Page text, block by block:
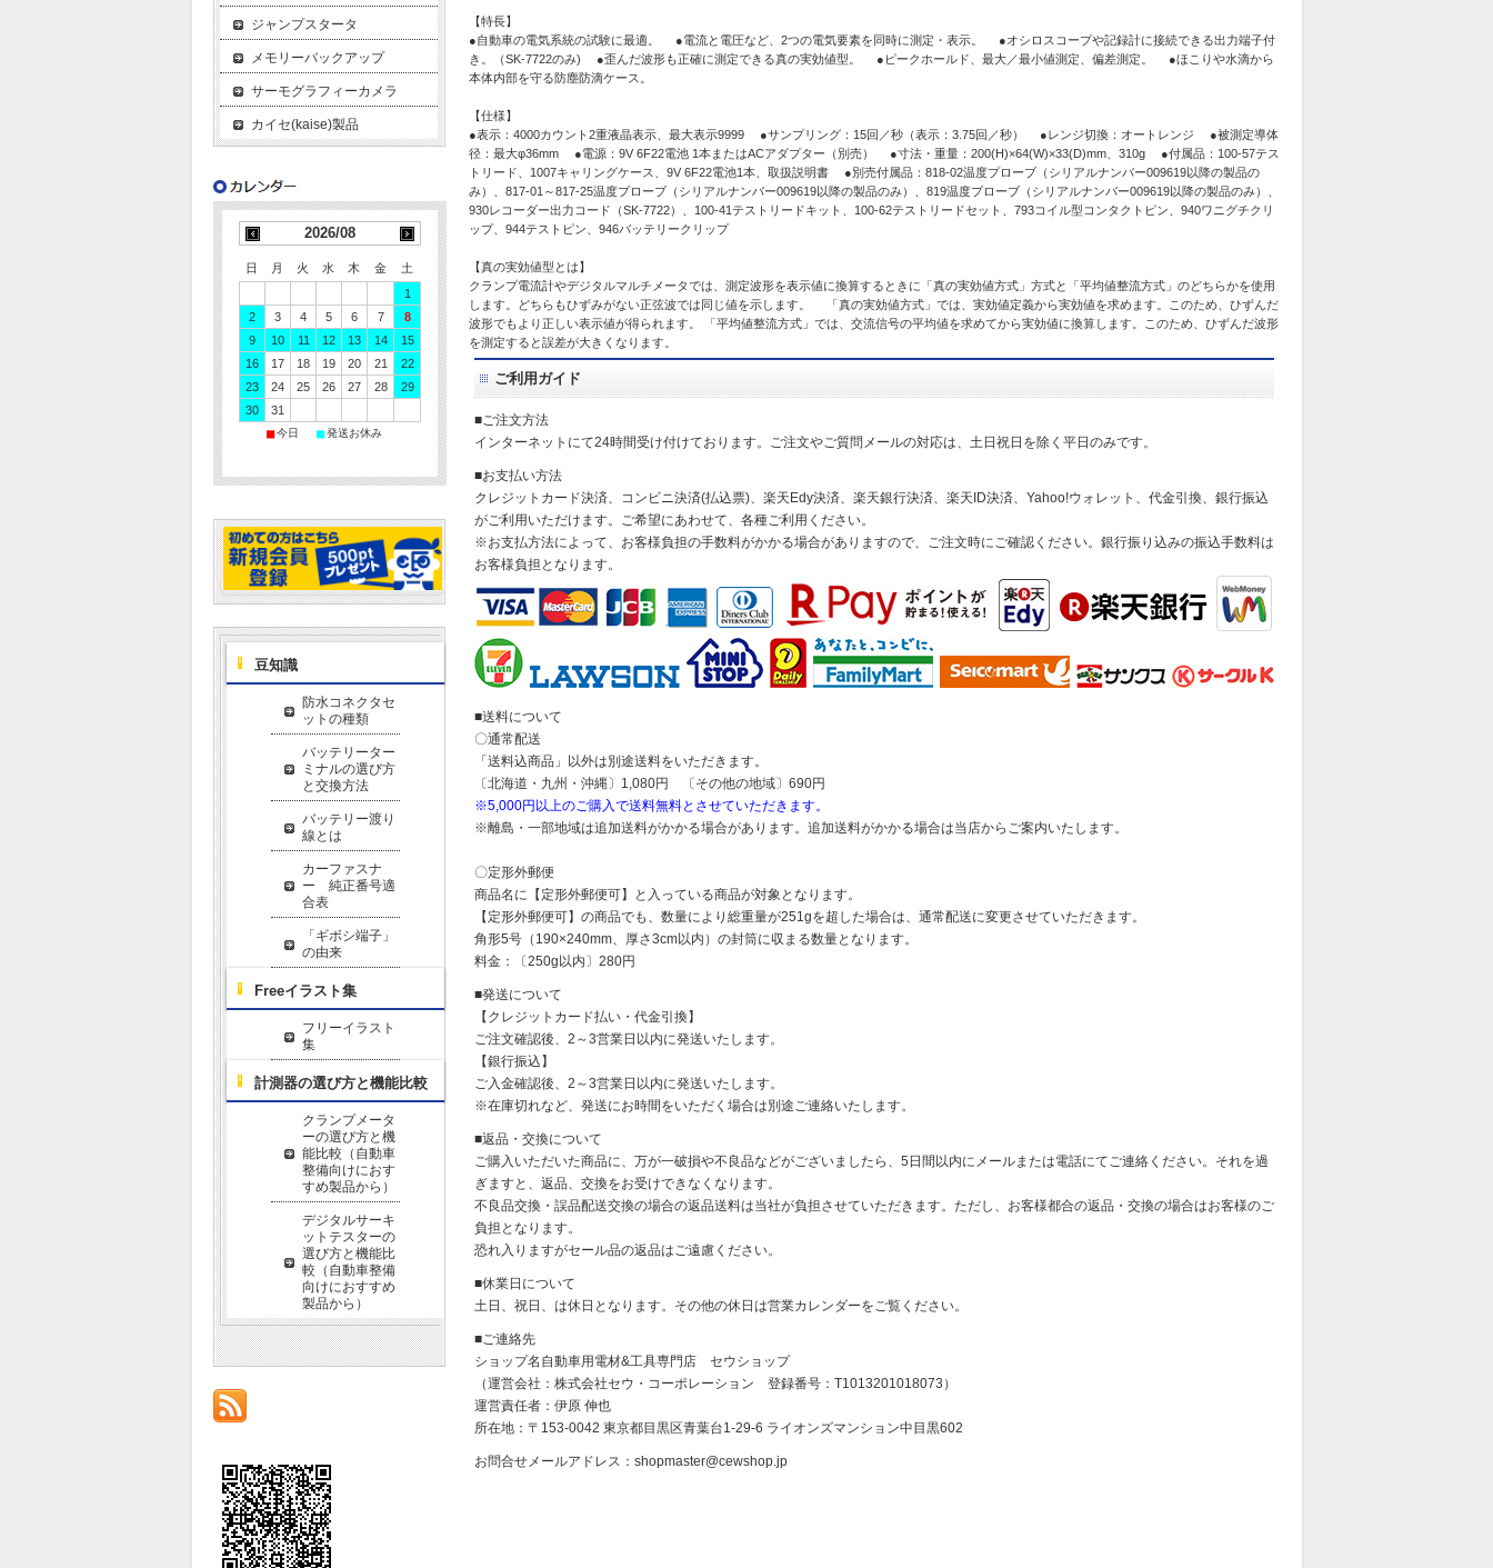
【特長】
●自動車の電気系統の試験に最適。 ●電流と電圧など、2つの電気要素を同時に測定・表示。 ●オシロスコープや記録計に接続できる出力端子付
き。（SK-7722のみ) ●歪んだ波形も正確に測定できる真の実効値型。 ●ピークホールド、最大／最小値測定、偏差測定。 ●ほこりや水滴から
本体内部を守る防塵防滴ケース。
【仕様】
●表示：4000カウント2重液晶表示、最大表示9999 ●サンプリング：15回／秒（表示：3.75回／秒） ●レンジ切換：オートレンジ ●被測定導体
径：最大φ36mm ●電源：9V 6F22電池 1本またはACアダプター（別売） ●寸法・重量：200(H)×64(W)×33(D)mm、310g ●付属品：100-57テス
トリード、1007キャリングケース、9V 6F22電池1本、取扱説明書 ●別売付属品：818-02温度プローブ（シリアルナンバー009619以降の製品の
み）、817-01～817-25温度プローブ（シリアルナンバー009619以降の製品のみ）、819温度プローブ（シリアルナンバー009619以降の製品のみ）、
930レコーダー出力コード（SK-7722）、100-41テストリードキット、100-62テストリードセット、793コイル型コンタクトピン、940ワニグチクリ
ップ、944テストピン、946バッテリークリップ
【真の実効値型とは】
クランプ電流計やデジタルマルチメータでは、測定波形を表示値に換算するときに「真の実効値方式」方式と「平均値整流方式」のどちらかを使用
します。どちらもひずみがない正弦波では同じ値を示します。 「真の実効値方式」では、実効値定義から実効値を求めます。このため、ひずんだ
波形でもより正しい表示値が得られます。 「平均値整流方式」では、交流信号の平均値を求めてから実効値に換算します。このため、ひずんだ波形
を測定すると誤差が大きくなります。
ご利用ガイド
■ご注文方法
インターネットにて24時間受け付けております。ご注文やご質問メールの対応は、土日祝日を除く平日のみです。
■お支払い方法
クレジットカード決済、コンビニ決済(払込票)、楽天Edy決済、楽天銀行決済、楽天ID決済、Yahoo!ウォレット、代金引換、銀行振込
がご利用いただけます。ご希望にあわせて、各種ご利用ください。
※お支払方法によって、お客様負担の手数料がかかる場合がありますので、ご注文時にご確認ください。銀行振り込みの振込手数料は
お客様負担となります。
■送料について
〇通常配送
「送料込商品」以外は別途送料をいただきます。
〔北海道・九州・沖縄〕1,080円 〔その他の地域〕690円
※5,000円以上のご購入で送料無料とさせていただきます。
※離島・一部地域は追加送料がかかる場合があります。追加送料がかかる場合は当店からご案内いたします。
〇定形外郵便
商品名に【定形外郵便可】と入っている商品が対象となります。
【定形外郵便可】の商品でも、数量により総重量が251gを超した場合は、通常配送に変更させていただきます。
角形5号（190×240mm、厚さ3cm以内）の封筒に収まる数量となります。
料金：〔250g以内〕280円
■発送について
【クレジットカード払い・代金引換】
ご注文確認後、2～3営業日以内に発送いたします。
【銀行振込】
ご入金確認後、2～3営業日以内に発送いたします。
※在庫切れなど、発送にお時間をいただく場合は別途ご連絡いたします。
■返品・交換について
ご購入いただいた商品に、万が一破損や不良品などがございましたら、5日間以内にメールまたは電話にてご連絡ください。それを過
ぎますと、返品、交換をお受けできなくなります。
不良品交換・誤品配送交換の場合の返品送料は当社が負担させていただきます。ただし、お客様都合の返品・交換の場合はお客様のご
負担となります。
恐れ入りますがセール品の返品はご遠慮ください。
■休業日について
土日、祝日、は休日となります。その他の休日は営業カレンダーをご覧ください。
■ご連絡先
ショップ名自動車用電材&工具専門店 セウショップ
（運営会社：株式会社セウ・コーポレーション 登録番号：T1013201018073）
運営責任者：伊原 伸也
所在地：〒153-0042 東京都目黒区青葉台1-29-6 ライオンズマンション中目黒602
お問合せメールアドレス： shopmaster@cewshop.jp
ジャンプスタータ
メモリーバックアップ
サーモグラフィーカメラ
カイセ(kaise)製品
2026/08
日 月 火 水 木 金
土
1
2
3 4 5 6 7
8
9
10 11 12 13 14
15
16
17 18 19 20 21
22
23
24 25 26 27 28
29
30
31
■今日 ■発送お休み
豆知識
防水コネクタセ
ットの種類
バッテリーター
ミナルの選び方
と交換方法
バッテリー渡り
線とは
カーファスナ
ー 純正番号適
合表
「ギボシ端子」
の由来
Freeイラスト集
フリーイラスト
集
計測器の選び方と機能比較
クランプメータ
ーの選び方と機
能比較（自動車
整備向けにおす
すめ製品から）
デジタルサーキ
ットテスターの
選び方と機能比
較（自動車整備
向けにおすすめ
製品から）